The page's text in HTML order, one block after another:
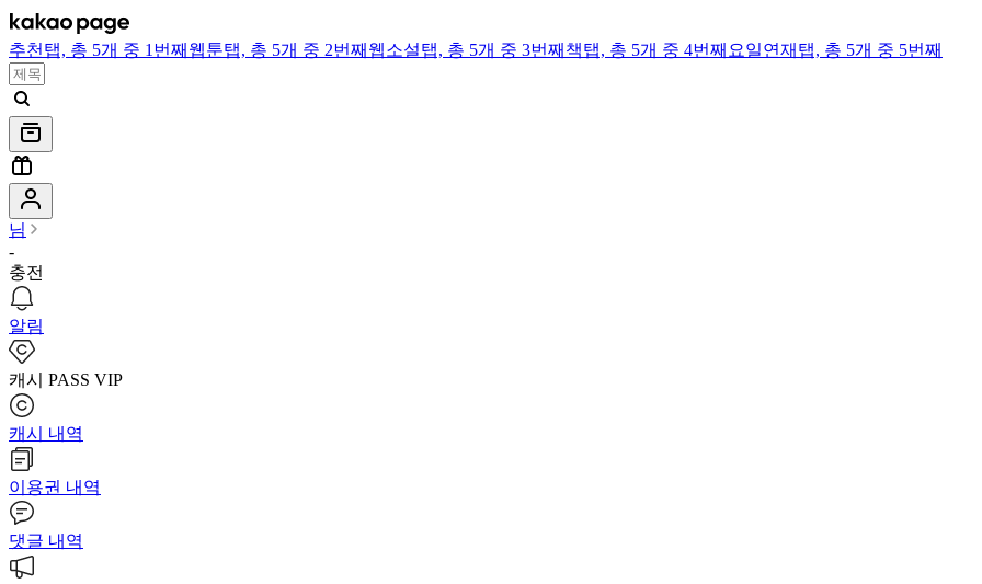
추천 탭, 총 5개 중 1번째 웹툰탭, 총 5개 중 2번째 웹소설탭, 총 5개 중 3번째 책탭, 총 5개 중 4번째 요일연재 탭, 총 5개 중 5번째
님
-
충전
알림
캐시 PASS VIP
캐시 내역
이용권 내역
댓글 내역